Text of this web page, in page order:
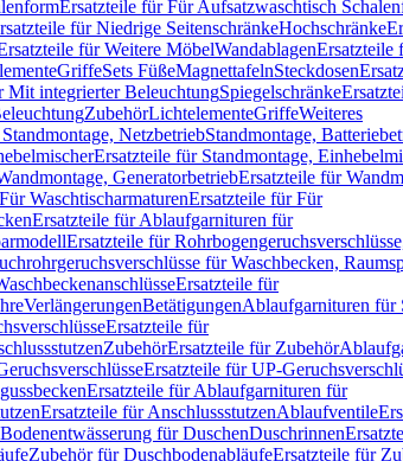
Ersatzteile für Für Aufsatzwaschtisch
für Niedrige SeitenschränkeHochschränke
für Weitere MöbelWandablagenErsatzteile
GriffeSets FüßeMagnettafelnSteckdosen
Mit integrierter BeleuchtungSpiegelschränke
ZubehörLichtelementeGriffeWeiteres
NetzbetriebStandmontage,
Ersatzteile für Standmontage,
GeneratorbetriebErsatzteile für
Für WaschtischarmaturenErsatzteile für Für
Ersatzteile für Ablaufgarnituren für
Ersatzteile für
für Waschbecken,
Ersatzteile für
VerlängerungenBetätigungenAblaufgarnituren für
Ersatzteile für
ZubehörErsatzteile für Zubehör
Ersatzteile für UP-
Ersatzteile für Ablaufgarnituren für
Ersatzteile für AnschlussstutzenAblaufventile
für DuschenDuschrinnen
Zubehör für DuschbodenabläufeErsatzteile für